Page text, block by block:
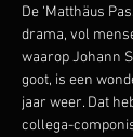
De ‘Matthäus
drama, vol
waarop Johann
goot, is een
jaar weer. Dat
collega-